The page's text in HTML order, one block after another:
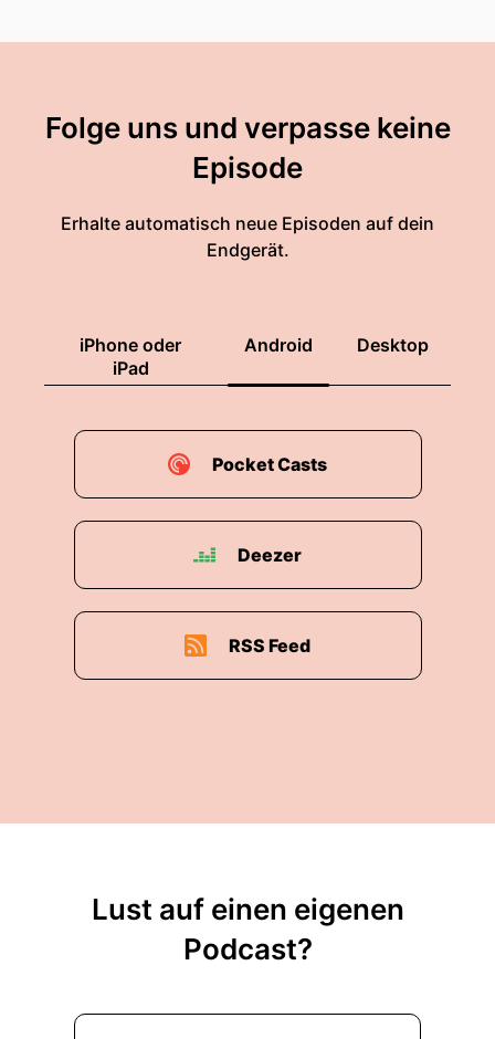
Folge uns und verpasse keine
Episode
Erhalte automatisch neue Episoden auf dein
Endgerät.
iPhone oder
iPad
Android Desktop
Pocket Casts
Deezer
RSS Feed
Lust auf einen eigenen
Podcast?